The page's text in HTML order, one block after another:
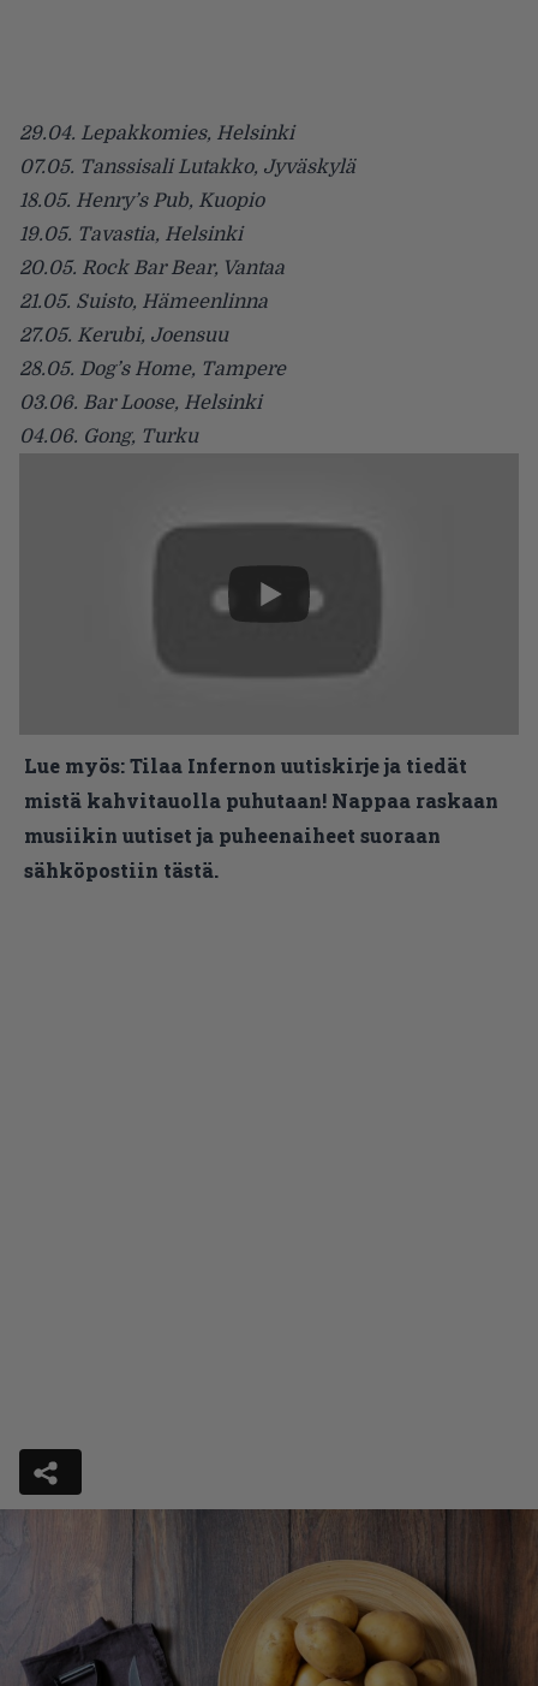
29.04. Lepakkomies, Helsinki
07.05. Tanssisali Lutakko, Jyväskylä
18.05. Henry’s Pub, Kuopio
19.05. Tavastia, Helsinki
20.05. Rock Bar Bear, Vantaa
21.05. Suisto, Hämeenlinna
27.05. Kerubi, Joensuu
28.05. Dog’s Home, Tampere
03.06. Bar Loose, Helsinki
04.06. Gong, Turku
Lue myös:Tilaa Infernon uutiskirje ja tiedät
mistä kahvitauolla puhutaan! Nappaa raskaan
musiikin uutiset ja puheenaiheet suoraan
sähköpostiin tästä.